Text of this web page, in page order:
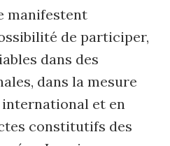
manifestent
de participer,
dans des
dans la mesure
et en
constitutifs des